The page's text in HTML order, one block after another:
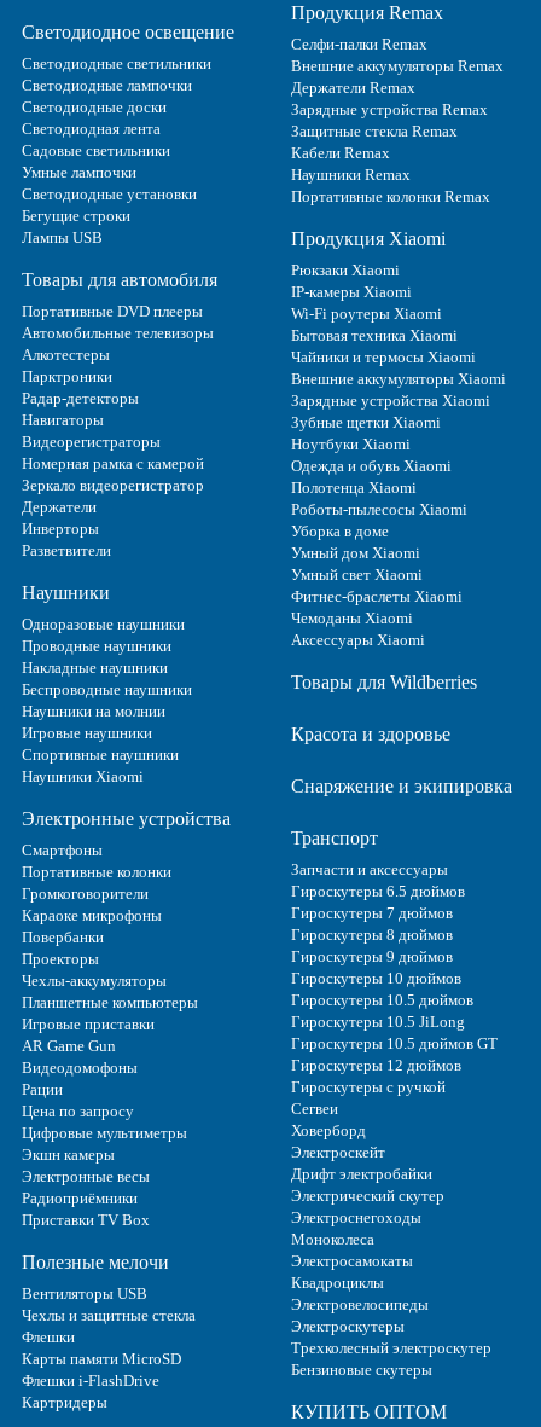
Светодиодное освещение
Светодиодные светильники
Светодиодные лампочки
Светодиодные доски
Светодиодная лента
Садовые светильники
Умные лампочки
Светодиодные установки
Бегущие строки
Лампы USB
Товары для автомобиля
Портативные DVD плееры
Автомобильные телевизоры
Алкотестеры
Парктроники
Радар-детекторы
Навигаторы
Видеорегистраторы
Номерная рамка с камерой
Зеркало видеорегистратор
Держатели
Инверторы
Разветвители
Наушники
Одноразовые наушники
Проводные наушники
Накладные наушники
Беспроводные наушники
Наушники на молнии
Игровые наушники
Спортивные наушники
Наушники Xiaomi
Электронные устройства
Смартфоны
Портативные колонки
Громкоговорители
Караоке микрофоны
Повербанки
Проекторы
Чехлы-аккумуляторы
Планшетные компьютеры
Игровые приставки
AR Game Gun
Видеодомофоны
Рации
Цена по запросу
Цифровые мультиметры
Экшн камеры
Электронные весы
Радиоприёмники
Приставки TV Box
Полезные мелочи
Вентиляторы USB
Чехлы и защитные стекла
Флешки
Карты памяти MicroSD
Флешки i-FlashDrive
Картридеры
Продукция Remax
Селфи-палки Remax
Внешние аккумуляторы Remax
Держатели Remax
Зарядные устройства Remax
Защитные стекла Remax
Кабели Remax
Наушники Remax
Портативные колонки Remax
Продукция Xiaomi
Рюкзаки Xiaomi
IP-камеры Xiaomi
Wi-Fi роутеры Xiaomi
Бытовая техника Xiaomi
Чайники и термосы Xiaomi
Внешние аккумуляторы Xiaomi
Зарядные устройства Xiaomi
Зубные щетки Xiaomi
Ноутбуки Xiaomi
Одежда и обувь Xiaomi
Полотенца Xiaomi
Роботы-пылесосы Xiaomi
Уборка в доме
Умный дом Xiaomi
Умный свет Xiaomi
Фитнес-браслеты Xiaomi
Чемоданы Xiaomi
Аксессуары Xiaomi
Товары для Wildberries
Красота и здоровье
Снаряжение и экипировка
Транспорт
Запчасти и аксессуары
Гироскутеры 6.5 дюймов
Гироскутеры 7 дюймов
Гироскутеры 8 дюймов
Гироскутеры 9 дюймов
Гироскутеры 10 дюймов
Гироскутеры 10.5 дюймов
Гироскутеры 10.5 JiLong
Гироскутеры 10.5 дюймов GT
Гироскутеры 12 дюймов
Гироскутеры с ручкой
Сегвеи
Ховерборд
Электроскейт
Дрифт электробайки
Электрический скутер
Электроснегоходы
Моноколеса
Электросамокаты
Квадроциклы
Электровелосипеды
Электроскутеры
Трехколесный электроскутер
Бензиновые скутеры
КУПИТЬ ОПТОМ